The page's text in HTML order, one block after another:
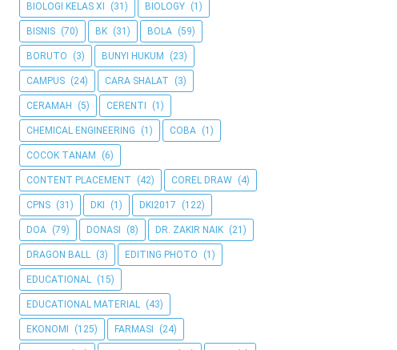
BIOLOGI KELAS XI (31) BIOLOGY (1)
BISNIS (70) BK (31) BOLA (59)
BORUTO (3) BUNYI HUKUM (23)
CAMPUS (24) CARA SHALAT (3)
CERAMAH (5) CERENTI (1)
CHEMICAL ENGINEERING (1) COBA (1)
COCOK TANAM (6)
CONTENT PLACEMENT (42) COREL DRAW (4)
CPNS (31) DKI (1) DKI2017 (122)
DOA (79) DONASI (8) DR. ZAKIR NAIK (21)
DRAGON BALL (3) EDITING PHOTO (1)
EDUCATIONAL (15)
EDUCATIONAL MATERIAL (43)
EKONOMI (125) FARMASI (24)